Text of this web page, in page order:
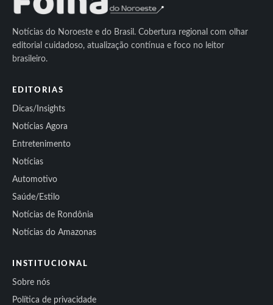
Notícias do Noroeste e do Brasil. Cobertura regional com olhar
editorial cuidadoso, atualização contínua e foco no leitor
brasileiro.
EDITORIAS
Dicas/Insights
Notícias Agora
Entretenimento
Notícias
Automotivo
Saúde/Estilo
Notícias de Rondônia
Notícias do Amazonas
INSTITUCIONAL
Sobre nós
Política de privacidade